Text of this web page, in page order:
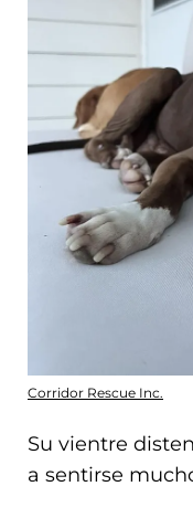
Corridor Rescue Inc.
Su vientre
a sentirse